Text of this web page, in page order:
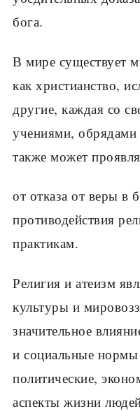
бога.
В мире существует
как христианство,
другие, каждая со
учениями,
также может
от отказа от веры в
противодействия
практикам.
Религия и атеизм
культуры и
значительное
и социальные нормы
политические,
аспекты жизни